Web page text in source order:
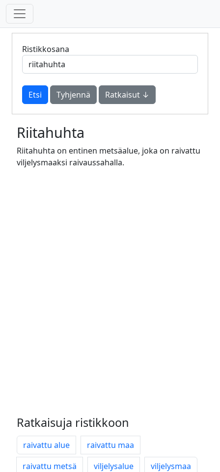
Ristikkosana
Tyhjennä Ratkaisut ↓
Riitahuhta
Riitahuhta on entinen metsäalue, joka on raivattu
viljelysmaaksi raivaussahalla.
Ratkaisuja ristikkoon
raivattu alue
raivattu maa
raivattu metsä
viljelysalue viljelysmaa